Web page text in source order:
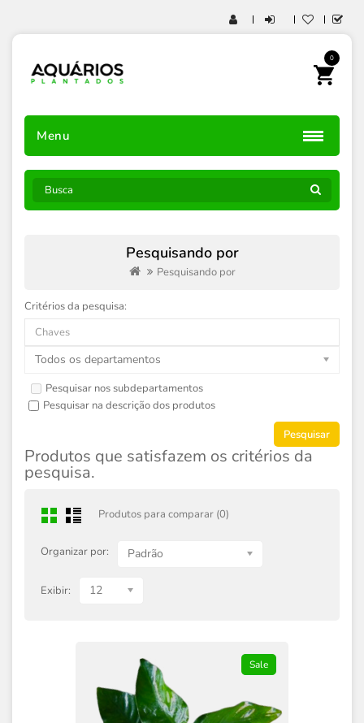
0
Menu
Pesquisando por
Pesquisando por
Critérios da pesquisa:
Todos os departamentos
Pesquisar nos subdepartamentos
Pesquisar na descrição dos produtos
Produtos que satisfazem os critérios da
pesquisa.
Produtos para comparar (0)
Organizar por: Padrão
Exibir: 12
Sale